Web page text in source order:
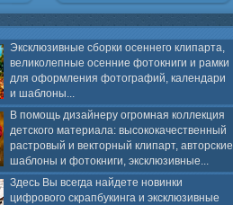
Эксклюзивные сборки осеннего клипарта,
великолепные осенние фотокниги и рамки
для оформления фотографий, календари
и шаблоны...
В помощь дизайнеру огромная коллекция
детского материала: высококачественный
растровый и векторный клипарт, авторские
шаблоны и фотокниги, эксклюзивные...
Здесь Вы всегда найдете новинки
цифрового скрапбукинга и эксклюзивные